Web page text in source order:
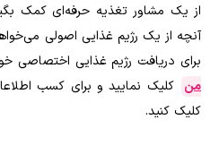
از یک مشاور تغذیه حرفه‌ای کمک
آنچه از یک رژیم غذایی اصولی
برای دریافت رژیم غذایی اختصاصی
من کلیک نمایید و برای کسب
کلیک کنید.